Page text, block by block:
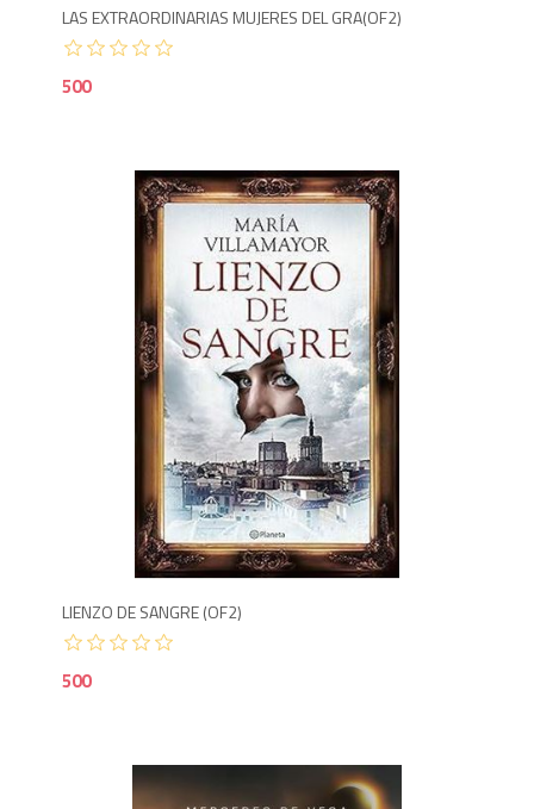
LAS EXTRAORDINARIAS MUJERES DEL GRA(OF2)
500
LIENZO DE SANGRE (OF2)
500